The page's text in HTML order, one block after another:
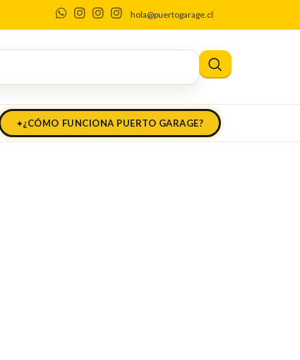
hola@puertogarage.cl
¿CÓMO FUNCIONA PUERTO GARAGE?